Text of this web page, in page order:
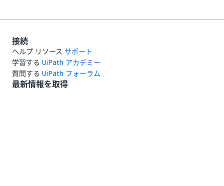
接続
ヘルプ リソース サポート
学習する UiPath アカデミー
質問する UiPath フォーラム
最新情報を取得